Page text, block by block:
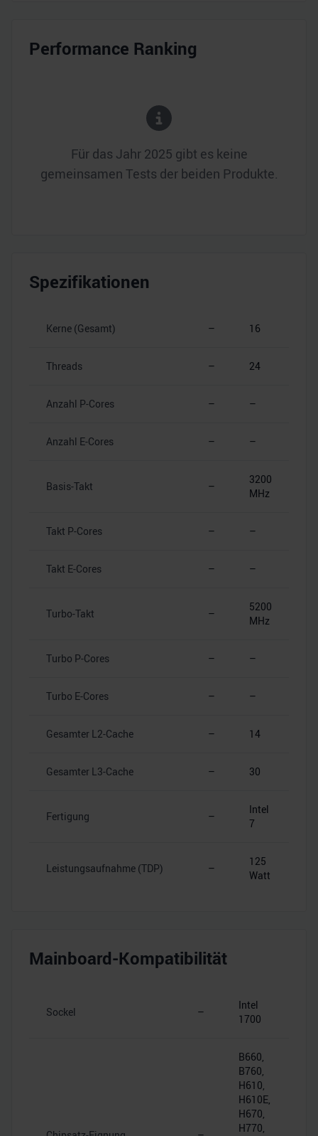
Performance Ranking
Für das Jahr 2025 gibt es keine
gemeinsamen Tests der beiden Produkte.
Spezifikationen
Kerne (Gesamt) – 16
Threads – 24
Anzahl P-Cores – –
Anzahl E-Cores – –
Basis-Takt –
3200
MHz
Takt P-Cores – –
Takt E-Cores – –
Turbo-Takt –
5200
MHz
Turbo P-Cores – –
Turbo E-Cores – –
Gesamter L2-Cache – 14
Gesamter L3-Cache – 30
Fertigung –
Intel
7
Leistungsaufnahme (TDP) –
125
Watt
Mainboard-Kompatibilität
Sockel –
Intel
1700
B660,
B760,
H610,
H610E,
H670,
H770,